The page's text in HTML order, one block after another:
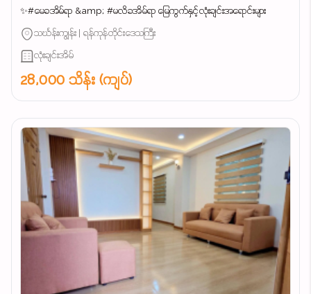
✨#မေခအိမ်ရာ &amp; #မလိခအိမ်ရာ မြေကွက်နှင့်လုံးချင်းအရောင်းများ
သင်္ဃန်းကျွန်း | ရန်ကုန်တိုင်းဒေသကြီး
လုံးချင်းအိမ်
28,000 သိန်း (ကျပ်)